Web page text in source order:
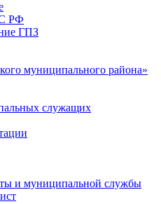
РФ
ГПЗ
муниципального района»
служащих
и муниципальной службы